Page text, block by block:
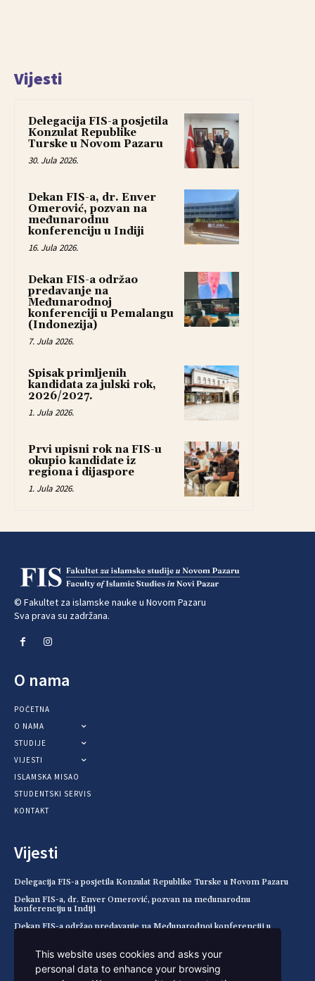
Vijesti
Delegacija FIS-a posjetila
Konzulat Republike
Turske u Novom Pazaru
30. Jula 2026.
Dekan FIS-a, dr. Enver
Omerović, pozvan na
međunarodnu
konferenciju u Indiji
16. Jula 2026.
Dekan FIS-a održao
predavanje na
Međunarodnoj
konferenciji u Pemalangu
(Indonezija)
7. Jula 2026.
Spisak primljenih
kandidata za julski rok,
2026/2027.
1. Jula 2026.
Prvi upisni rok na FIS-u
okupio kandidate iz
regiona i dijaspore
1. Jula 2026.
© Fakultet za islamske nauke u Novom Pazaru
Sva prava su zadržana.
O nama
POČETNA
O NAMA
STUDIJE
VIJESTI
ISLAMSKA MISAO
STUDENTSKI SERVIS
KONTAKT
Vijesti
Delegacija FIS-a posjetila Konzulat Republike Turske u Novom Pazaru
Dekan FIS-a, dr. Enver Omerović, pozvan na međunarodnu
konferenciju u Indiji
Dekan FIS-a održao predavanje na Međunarodnoj konferenciji u
Spisak primljenih kandidata za julski rok, 2026/2027.
This website uses cookies and asks your
personal data to enhance your browsing